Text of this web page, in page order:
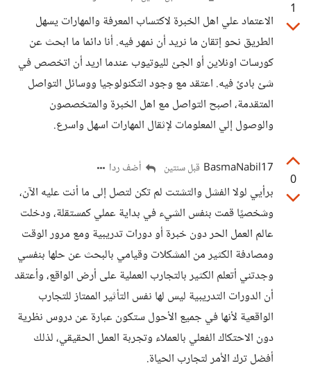
1
الاعتماد علي اهل الخبرة لاكتساب المعرفة والمهارات يسهل
الطريق نحو إتقان ما نريد أن نمهر فيه. أنا دائما ما ابحث عن
كورسات اونلاين أو الجئ لليوتيوب عندما اريد أن اتخصص في
شئ بادئ فيه. اعتقد مع وجود التكنولوجيا ووسائل التواصل
المتقدمة، اصبح التواصل مع اهل الخبرة والمتخصصون
والوصول إلي المعلومات لإثقال المهارات اسهل واسرع.
0
BasmaNabil17 قبل سنتين أضف ردا
برأيي لولا الفشل والتشتت لم تكن لتصل إلى ما أنت عليه الآن،
وشخصيًا قمت بنفس الشيء في بداية عملي كمستقلة، ودخلت
عالم العمل الحر دون خبرة أو دورات تدريبية ومع مرور الوقت
ومصادفة الكثير من المشكلات وقيامي بالبحث عن حلها بنفسي
وجدتني أتعلم الكثير بالتجارب العملية على أرض الواقع، وأعتقد
أن الدورات التدريبية ليس لها نفس التأثير الممتاز للتجارب
الواقعية لأنها في جميع الأحول ستكون عبارة عن دروس نظرية
دون الاحتكاك الفعلي بالعملاء وتجربة العمل الحقيقي، لذلك
أفضل ترك الأمر لتجارب الحياة.